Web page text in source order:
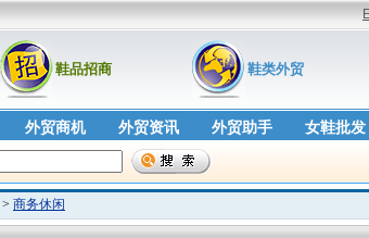
鞋品招商 鞋类外贸
外贸商机 外贸资讯 外贸助手 女鞋批发
> 商务休闲